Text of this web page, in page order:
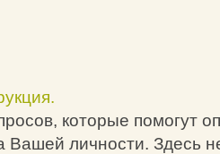
которые помогут
Вашей личности. Здесь